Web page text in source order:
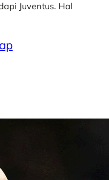
Juventus. Hal